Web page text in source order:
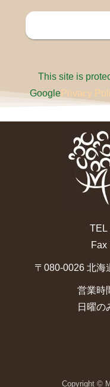
This site is
GooglePrivacy
TEL
Fax
〒080-0026 北海
営業時
日曜の
Copyright ©